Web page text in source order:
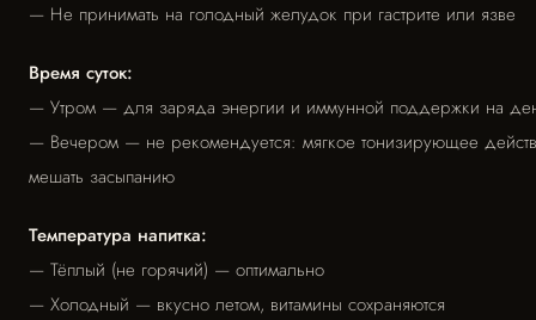
— Не принимать на голодный желудок при гастрите или язве
Время суток:
— Утром — для заряда энергии и иммунной поддержки на
— Вечером — не рекомендуется: мягкое тонизирующее
мешать засыпанию
Температура напитка:
— Тёплый (не горячий) — оптимально
— Холодный — вкусно летом, витамины сохраняются